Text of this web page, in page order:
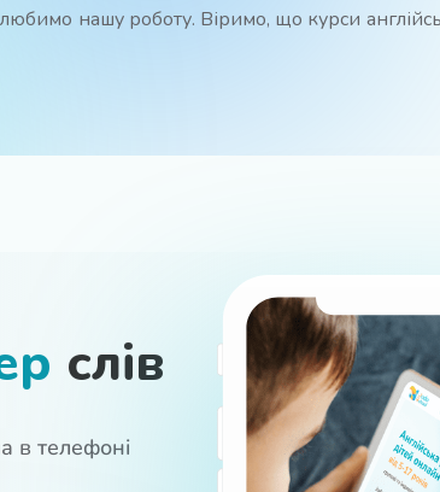
нашу роботу. Віримо, що курси
слів
в телефоні